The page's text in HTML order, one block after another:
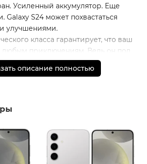
Усиленный аккумулятор. Еще
S24 может похвастаться
улучшениями.
класса гарантирует, что ваш
любым приключениям. Ведь он под
усиленного алюминия, который
сталь. А благодаря защите от
и четкие фотографии даже
масштаб в 2 или даже в 3 раза.
больше не имеют
продолжайте увеличивать.
описание полностью